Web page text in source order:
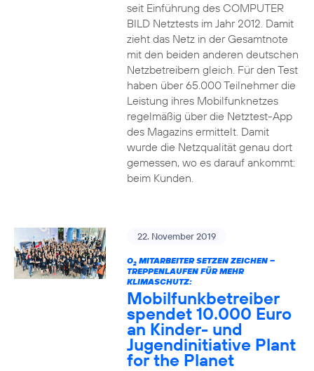
seit Einführung des COMPUTER
BILD Netztests im Jahr 2012. Damit
zieht das Netz in der Gesamtnote
mit den beiden anderen deutschen
Netzbetreibern gleich. Für den Test
haben über 65.000 Teilnehmer die
Leistung ihres Mobilfunknetzes
regelmäßig über die Netztest-App
des Magazins ermittelt. Damit
wurde die Netzqualität genau dort
gemessen, wo es darauf ankommt:
beim Kunden.
22. November 2019
O2MITARBEITER SETZEN ZEICHEN –
TREPPENLAUFEN FÜR MEHR
KLIMASCHUTZ:
Mobilfunkbetreiber
spendet 10.000 Euro
an Kinder- und
Jugendinitiative Plant
for the Planet